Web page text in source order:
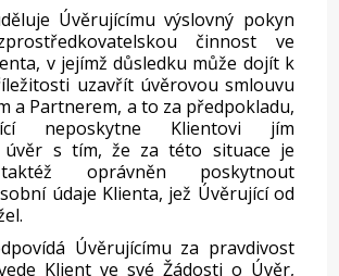
Úvěrujícímu výslovný pokyn
činnost ve
v jejímž důsledku může dojít k
uzavřít úvěrovou smlouvu
a Partnerem, a to za předpokladu,
neposkytne Klientovi jím
úvěr s tím, že za této situace je
oprávněn poskytnout
údaje Klienta, jež Úvěrující od
Úvěrujícímu za pravdivost
Klient ve své Žádosti o Úvěr,